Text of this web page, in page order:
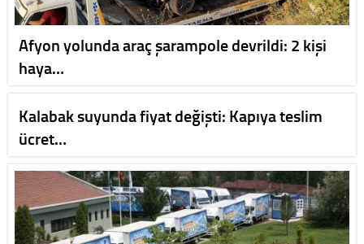
Afyon yolunda araç şarampole devrildi: 2 kişi
haya…
Kalabak suyunda fiyat değişti: Kapıya teslim
ücret…